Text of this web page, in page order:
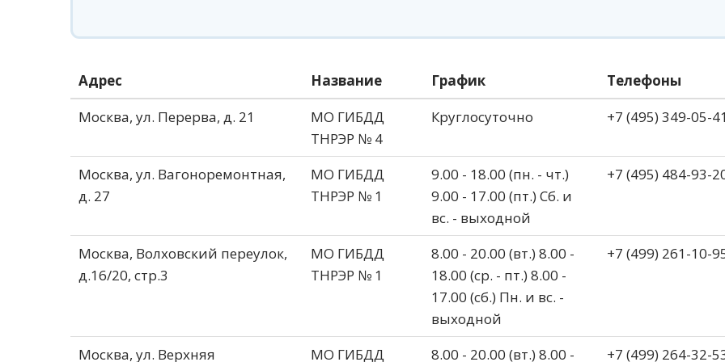
Адрес Название График
Телефоны
Москва, ул. Перерва, д. 21
МО ГИБДД
ТНРЭР № 4
Круглосуточно +7 (495) 349-05-41
Москва, ул. Вагоноремонтная,
д. 27
МО ГИБДД
ТНРЭР № 1
9.00 - 18.00 (пн. - чт.)
9.00 - 17.00 (пт.) Сб. и
вс. - выходной
+7 (495) 484-93-
Москва, Волховский переулок,
д.16/20, стр.3
МО ГИБДД
ТНРЭР № 1
8.00 - 20.00 (вт.) 8.00 -
18.00 (ср. - пт.) 8.00 -
17.00 (сб.) Пн. и вс. -
выходной
+7 (499) 261-10-
Москва, ул. Верхняя МО ГИБДД 8.00 - 20.00 (вт.) 8.00 - +7 (499) 264-32-